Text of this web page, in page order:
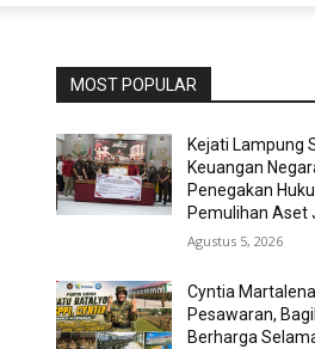
MOST POPULAR
Kejati Lampung
Keuangan
Penegakan
Pemulihan Aset
Agustus 5, 2026
Cyntia
Pesawaran,
Berharga